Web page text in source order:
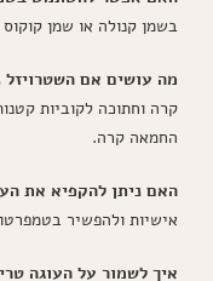
בשמן קנולה או שמן
מה עושים אם השטרויזל
קרה וחתוכה לקוביות
החמאה קרה.
האם ניתן להקפיא את
אישיות ולהפשיר
איך לשמור על העוגה